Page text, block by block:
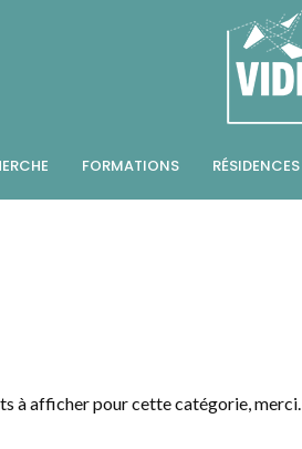
FORMATIONS RÉSIDENCES
à afficher pour cette catégorie, merci.